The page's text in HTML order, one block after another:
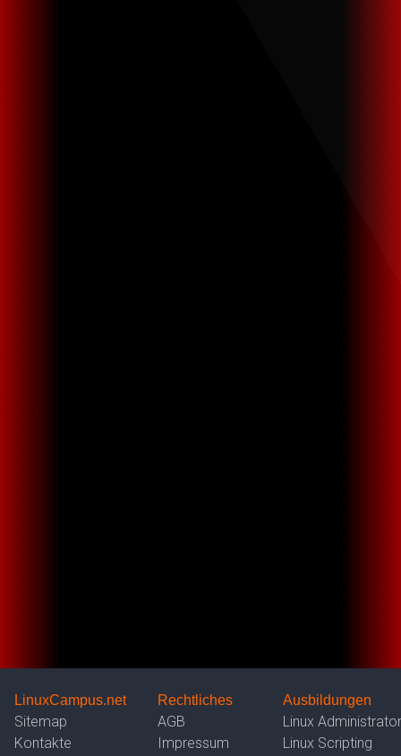
LinuxCampus.net Rechtliches Ausbildungen
Sitemap AGB
Linux Administrator
Kontakte
Impressum Linux Scripting